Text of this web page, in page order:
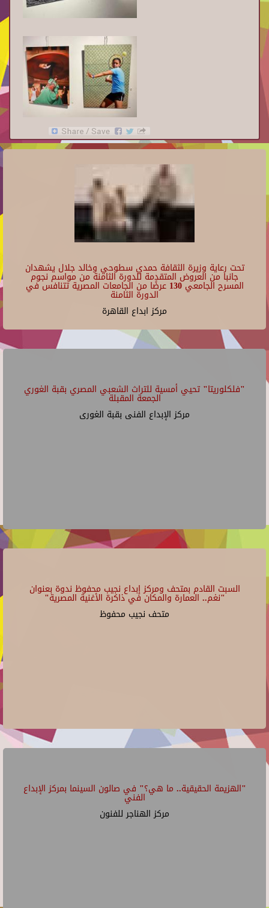
تحت رعاية وزيرة الثقافة حمدي سطوحي وخالد جلال يشهدان
جانبا من العروض المتقدمة للدورة الثامنة من مواسم نجوم
المسرح الجامعي 130 عرضًا من الجامعات المصرية تتنافس في
الدورة الثامنة
مركز ابداع القاهرة
"فلكلوريتا" تحيي أمسية للتراث الشعبي المصري بقبة الغوري
الجمعة المقبلة
مركز الإبداع الفنى بقبة الغورى
السبت القادم بمتحف ومركز إبداع نجيب محفوظ ندوة بعنوان
"نغم.. العمارة والمكان في ذاكرة الأغنية المصرية"
متحف نجيب محفوظ
"الهزيمة الحقيقية.. ما هي؟" في صالون السينما بمركز الإبداع
الفني
مركز الهناجر للفنون